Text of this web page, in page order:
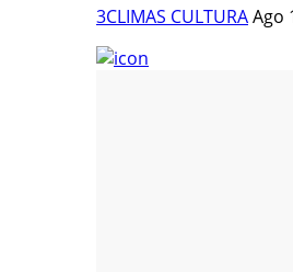
3CLIMAS CULTURAAgo